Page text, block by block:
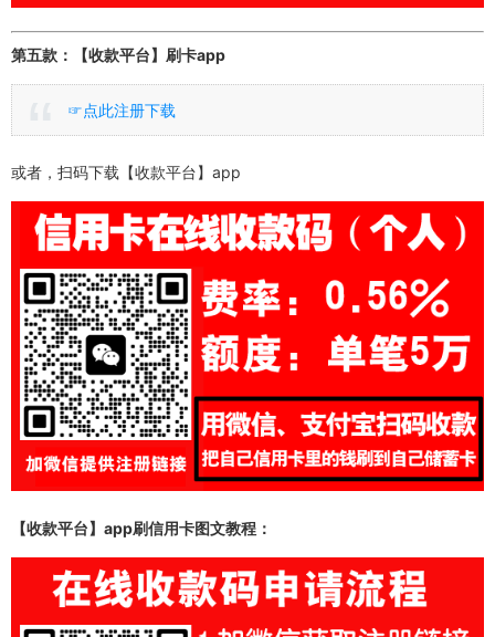
第五款：【收款平台】刷卡app
☞点此注册下载
或者，扫码下载【收款平台】app
【收款平台】app刷信用卡图文教程：